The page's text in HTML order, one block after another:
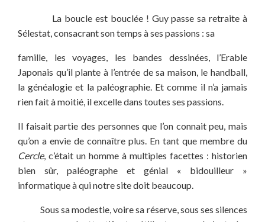
La boucle est bouclée ! Guy passe sa retraite à
Sélestat, consacrant son temps à ses passions : sa
famille, les voyages, les bandes dessinées, l’Erable
Japonais qu’il plante à l’entrée de sa maison, le handball,
la généalogie et la paléographie. Et comme il n’a jamais
rien fait à moitié, il excelle dans toutes ses passions.
Il faisait partie des personnes que l’on connait peu, mais
qu’on a envie de connaître plus. En tant que membre du
Cercle, c’était un homme à multiples facettes : historien
bien sûr, paléographe et génial « bidouilleur »
informatique à qui notre site doit beaucoup.
Sous sa modestie, voire sa réserve, sous ses silences